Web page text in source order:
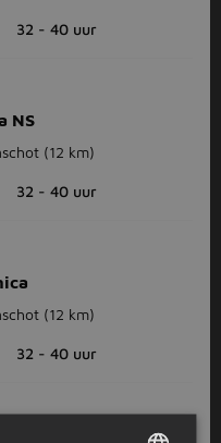
32 - 40 uur
NS
(12 km)
32 - 40 uur
(12 km)
32 - 40 uur